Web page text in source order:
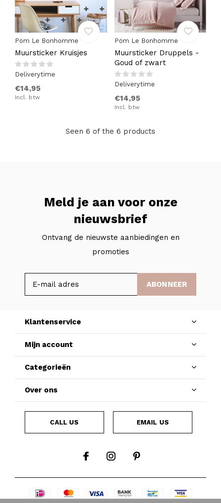
Pöm Le Bonhomme
Muursticker Kruisjes
Deliverytime
€14,95
Incl. btw
Pöm Le Bonhomme
Muursticker Druppels -
Goud of zwart
Deliverytime
€14,95
Incl. btw
Seen 6 of the 6 products
Meld je aan voor onze
nieuwsbrief
Ontvang de nieuwste aanbiedingen en
promoties
ABONNEER
Klantenservice
Mijn account
Categorieën
Over ons
CALL US EMAIL US